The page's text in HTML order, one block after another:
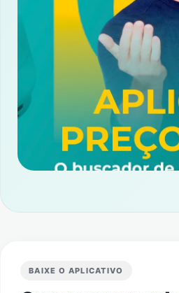
BAIXE O APLICATIVO